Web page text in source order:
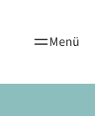
Menü